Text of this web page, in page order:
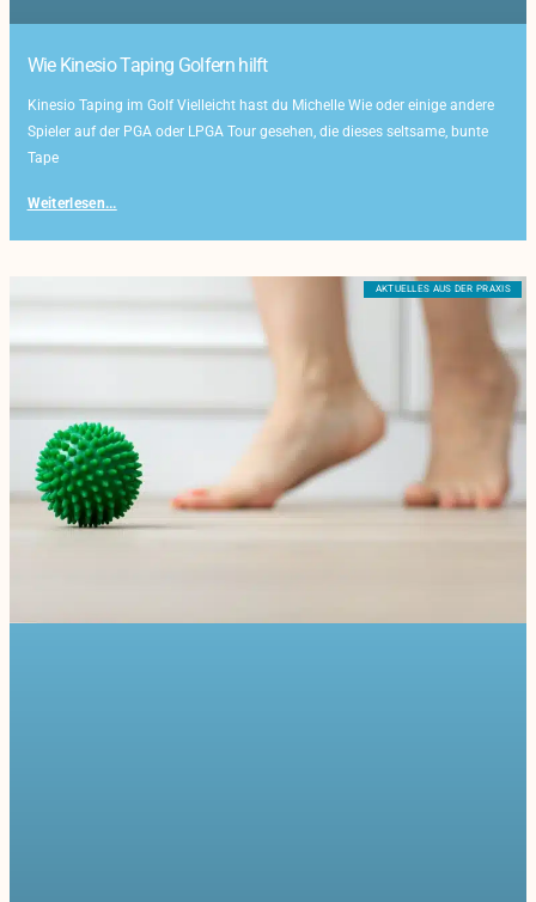
Wie Kinesio Taping Golfern hilft
Kinesio Taping im Golf Vielleicht hast du Michelle Wie oder einige andere
Spieler auf der PGA oder LPGA Tour gesehen, die dieses seltsame, bunte
Tape
Weiterlesen...
AKTUELLES AUS DER PRAXIS